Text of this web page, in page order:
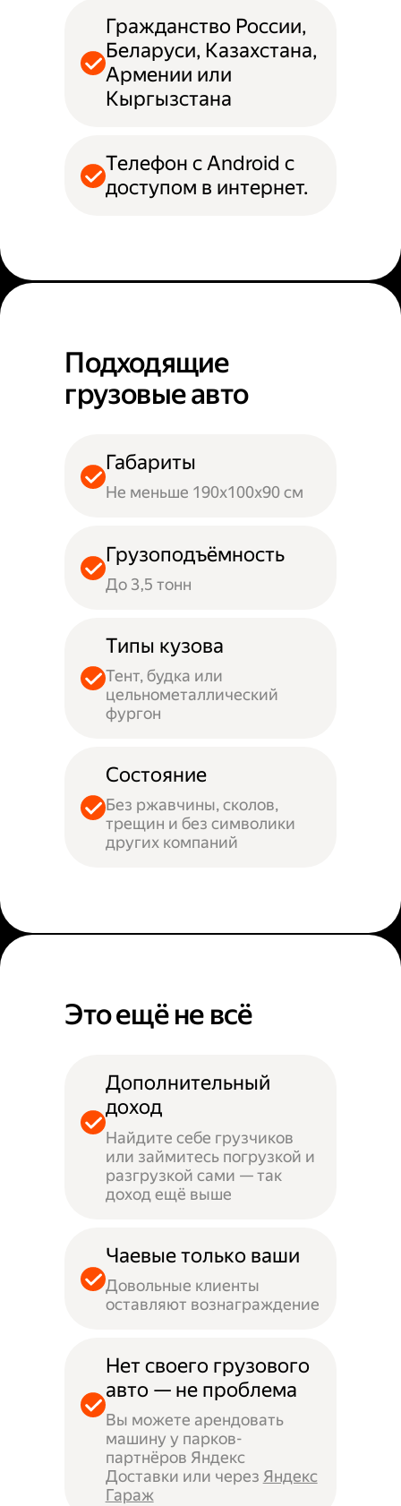
Гражданство России,
Беларуси, Казахстана,
Армении или
Кыргызстана
Телефон с Android с
доступом в интернет.
Подходящие
грузовые авто
Габариты
Не меньше 190х100х90 см
Грузоподъёмность
До 3,5 тонн
Типы кузова
Тент, будка или
цельнометаллический
фургон
Состояние
Без ржавчины, сколов,
трещин и без символики
других компаний
Это ещё не всё
Дополнительный
доход
Найдите себе грузчиков
или займитесь погрузкой и
разгрузкой сами — так
доход ещё выше
Чаевые только ваши
Довольные клиенты
оставляют вознаграждение
Нет своего грузового
авто — не проблема
Вы можете арендовать
машину у парков-
партнёров Яндекс
Доставки или через Яндекс
Гараж